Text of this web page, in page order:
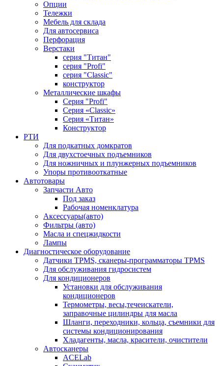
Опции
Тележки
Мебель для склада
Для автосервиса
Перфорация
Верстаки
серия "Титан"
серия "Profi"
серия "Classic"
конструктор
Металлические шкафы
Серия "Profi"
Серия «Classic»
Серия «Титан»
Конструктор
РТИ
Для подкатных домкратов
Для двухстоечных подъемников
Для ножничных и плунжерных подъемников
Упоры противооткатные
Автотовары
Запчасти Авто
Под заказ
Рабочая номенклатура
Аксессуары(авто)
Фильтры (авто)
Масла и спецжидкости
Лампы
Диагностическое оборудование
Датчики TPMS, сканеры-программаторы TPMS
Для обслуживания гидросистем
Для кондиционеров
Установки для обслуживания
кондиционеров
Термометры, весы,течеискатели,
заправочные цилиндры для масла
Шланги, переходники, кольца, съемники для
системы кондиционирования
Хладагенты, масла, красители, очистители
Автосканеры
ACELab